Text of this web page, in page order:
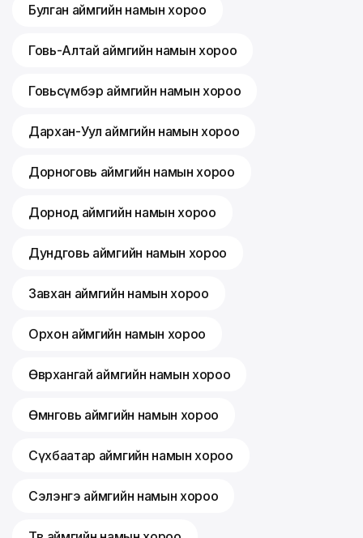
Булган аймгийн намын хороо
Говь-Алтай аймгийн намын хороо
Говьсүмбэр аймгийн намын хороо
Дархан-Уул аймгийн намын хороо
Дорноговь аймгийн намын хороо
Дорнод аймгийн намын хороо
Дундговь аймгийн намын хороо
Завхан аймгийн намын хороо
Орхон аймгийн намын хороо
Өвөрхангай аймгийн намын хороо
Өмнөговь аймгийн намын хороо
Сүхбаатар аймгийн намын хороо
Сэлэнгэ аймгийн намын хороо